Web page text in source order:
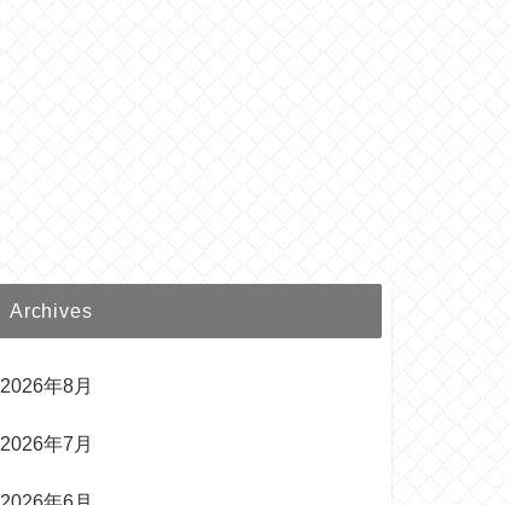
Archives
2026年8月
2026年7月